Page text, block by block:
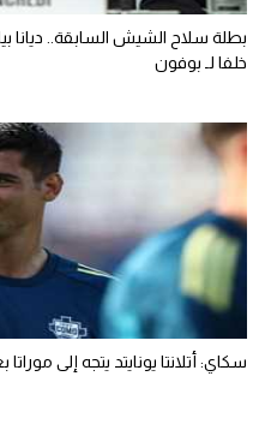
بطلة سلاح الشيش السابقة.. ديانا
خلفا لـ بوفون
سكاي: أتلانتا يونايتد يتجه إلى